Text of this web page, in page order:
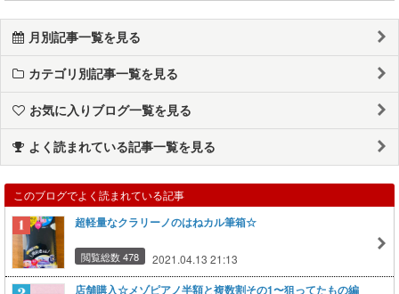
月別記事一覧を見る
カテゴリ別記事一覧を見る
お気に入りブログ一覧を見る
よく読まれている記事一覧を見る
このブログでよく読まれている記事
超軽量なクラリーノのはねカル筆箱☆
閲覧総数 478 2021.04.13 21:13
店舗購入☆メゾピアノ半額と複数割その1〜狙ってたもの編